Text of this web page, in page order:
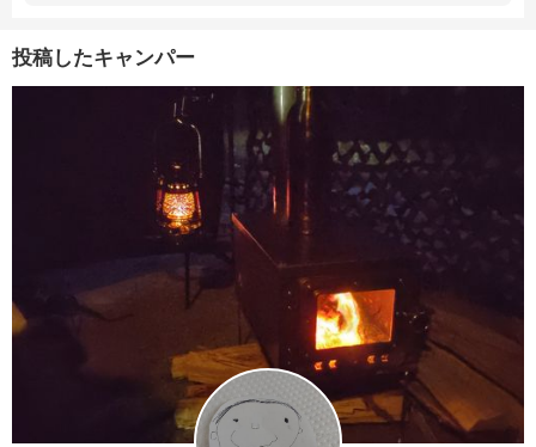
投稿したキャンパー